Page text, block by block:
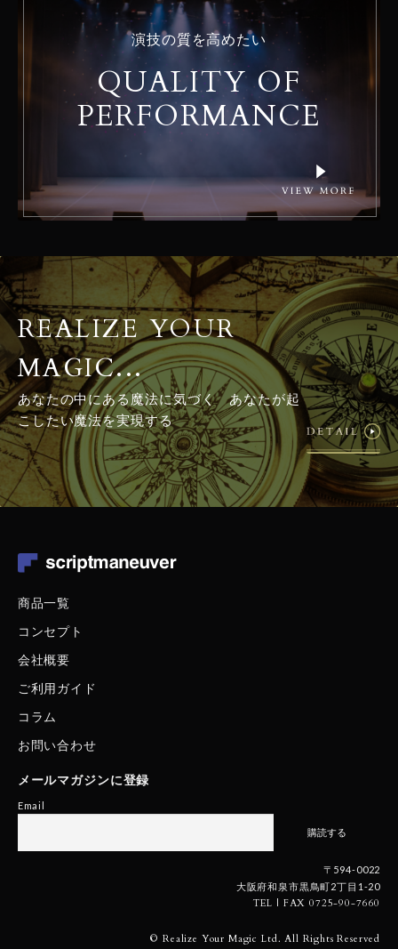
演技の質を高めたい
QUALITY OF
PERFORMANCE
REALIZE YOUR
MAGIC...
あなたの中にある魔法に気づく あなたが起
こしたい魔法を実現する
商品一覧
コンセプト
会社概要
ご利用ガイド
コラム
お問い合わせ
メールマガジンに登録
Email
〒594-0022
大阪府和泉市黒鳥町2丁目1-20
TEL | FAX 0725-90-7660
© Realize Your Magic Ltd. All Rights Reserved